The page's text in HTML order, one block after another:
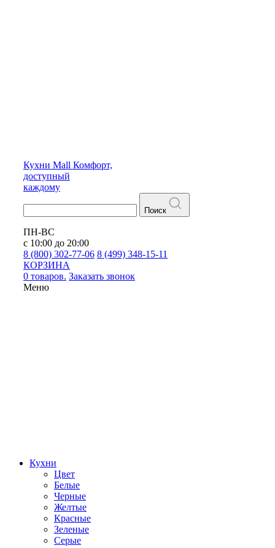
Кухни Mall Комфорт,
доступный
каждому
Поиск
ПН-ВС
с 10:00 до 20:00
8 (800) 302-77-06 8 (499) 348-15-11
КОРЗИНА
0 товаров. Заказать звонок
Меню
Кухни
Цвет
Белые
Черные
Желтые
Красные
Зеленые
Серые